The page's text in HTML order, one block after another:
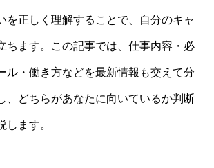
を正しく理解することで、自分のキャ
ちます。この記事では、仕事内容・必
ル・働き方などを最新情報も交えて分
、どちらがあなたに向いているか判断
します。